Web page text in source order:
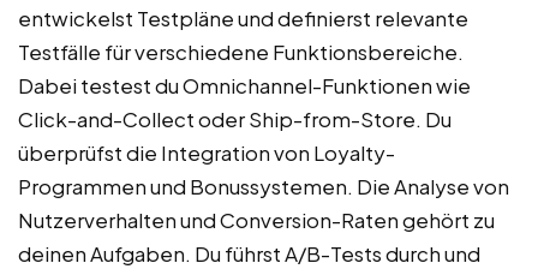
entwickelst Testpläne und definierst relevante
Testfälle für verschiedene Funktionsbereiche.
Dabei testest du Omnichannel-Funktionen wie
Click-and-Collect oder Ship-from-Store. Du
überprüfst die Integration von Loyalty-
Programmen und Bonussystemen. Die Analyse von
Nutzerverhalten und Conversion-Raten gehört zu
deinen Aufgaben. Du führst A/B-Tests durch und